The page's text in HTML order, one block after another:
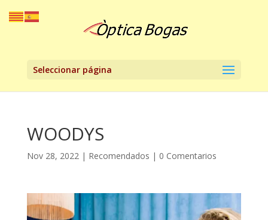
Seleccionar página
WOODYS
Nov 28, 2022| Recomendados | 0 Comentarios